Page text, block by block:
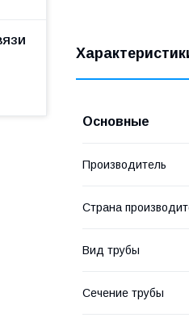
Основные
Производитель
Страна
Вид трубы
Сечение трубы